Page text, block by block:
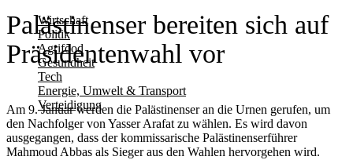
Wirtschaft
Politik
Agrifood
Gesundheit
Tech
Energie, Umwelt & Transport
Verteidigung
Palästinenser bereiten sich auf
Präsidentenwahl vor
Am 9. Januar werden die Palästinenser an die Urnen gerufen, um
den Nachfolger von Yasser Arafat zu wählen. Es wird davon
ausgegangen, dass der kommissarische Palästinenserführer
Mahmoud Abbas als Sieger aus den Wahlen hervorgehen wird.